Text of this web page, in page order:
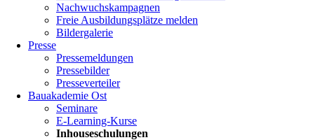
Nachwuchskampagnen
Freie Ausbildungsplätze melden
Bildergalerie
Presse
Pressemeldungen
Pressebilder
Presseverteiler
Bauakademie Ost
Seminare
E-Learning-Kurse
Inhouseschulungen